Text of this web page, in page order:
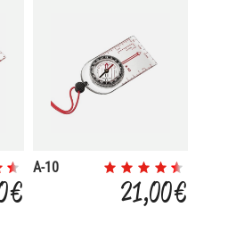
€
A-10
21,00 €